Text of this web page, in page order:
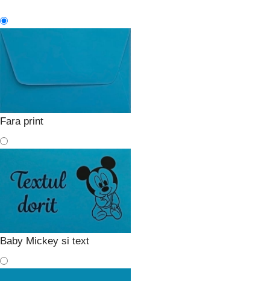
Fara print
Baby Mickey si text